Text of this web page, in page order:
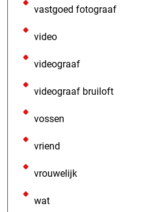
vastgoed fotograaf
video
videograaf
videograaf bruiloft
vossen
vriend
vrouwelijk
wat